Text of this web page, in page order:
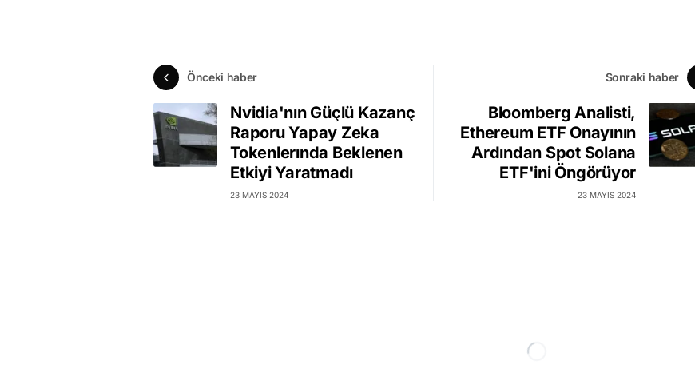
Önceki haber
Nvidia'nın Güçlü Kazanç
Raporu Yapay Zeka
Tokenlerında Beklenen
Etkiyi Yaratmadı
23 MAYIS 2024
Sonraki haber
Bloomberg Analisti,
Ethereum ETF Onayının
Ardından Spot Solana
ETF'ini Öngörüyor
23 MAYIS 2024